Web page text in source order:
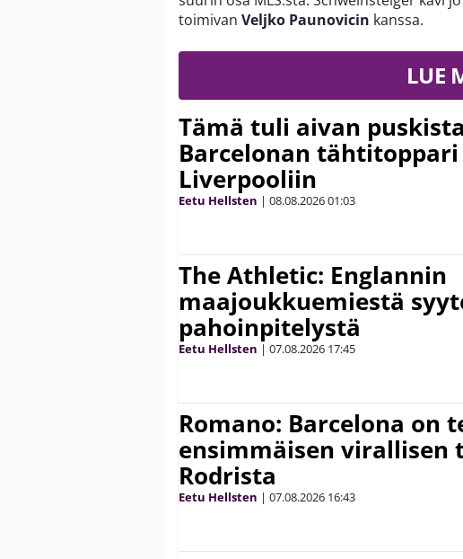
toimivan Veljko Paunovicin kanssa.
LUE
Tämä tuli aivan
Barcelonan
Liverpooliin
Eetu Hellsten | 08.08.202601:03
The Athletic: Englannin
maajoukkuemiestä
pahoinpitelystä
Eetu Hellsten | 07.08.2026 17:45
Romano: Barcelona on
ensimmäisen virallisen
Rodrista
Eetu Hellsten | 07.08.2026 16:43